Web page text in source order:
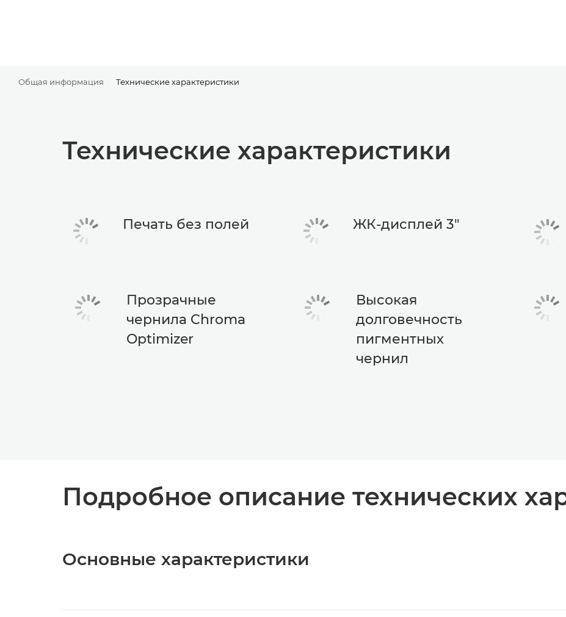
Общая информация Технические характеристики
Технические характеристики
Печать без полей ЖК-дисплей 3"
Прозрачные
чернила Chroma
Optimizer
Высокая
долговечность
пигментных
чернил
Подробное описание технических
Основные характеристики